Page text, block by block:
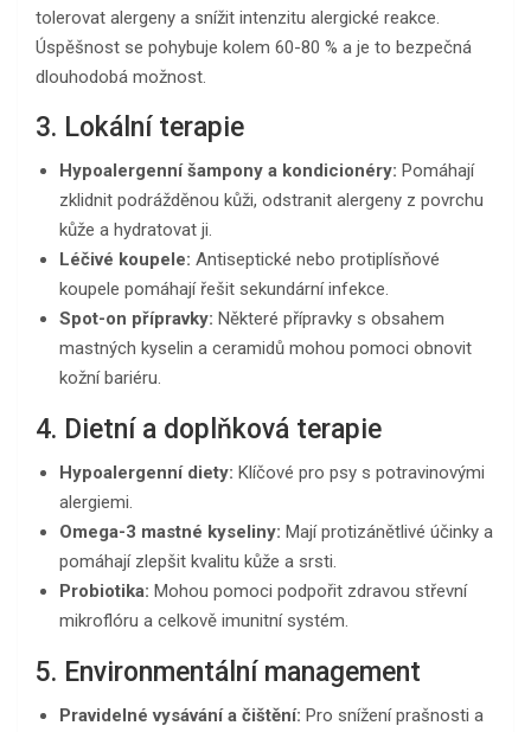
tolerovat alergeny a snížit intenzitu alergické reakce.
Úspěšnost se pohybuje kolem 60-80 % a je to bezpečná
dlouhodobá možnost.
3. Lokální terapie
Hypoalergenní šampony a kondicionéry: Pomáhají
zklidnit podrážděnou kůži, odstranit alergeny z povrchu
kůže a hydratovat ji.
Léčivé koupele: Antiseptické nebo protiplísňové
koupele pomáhají řešit sekundární infekce.
Spot-on přípravky: Některé přípravky s obsahem
mastných kyselin a ceramidů mohou pomoci obnovit
kožní bariéru.
4. Dietní a doplňková terapie
Hypoalergenní diety: Klíčové pro psy s potravinovými
alergiemi.
Omega-3 mastné kyseliny: Mají protizánětlivé účinky a
pomáhají zlepšit kvalitu kůže a srsti.
Probiotika: Mohou pomoci podpořit zdravou střevní
mikroflóru a celkově imunitní systém.
5. Environmentální management
Pravidelné vysávání a čištění: Pro snížení prašnosti a